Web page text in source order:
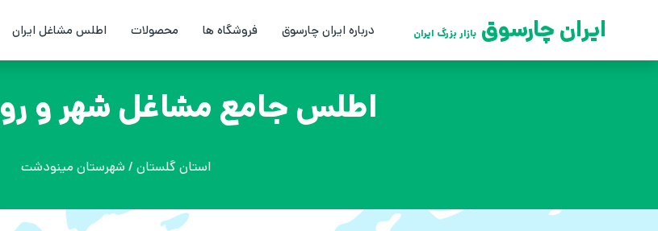
ایران چارسوق بازار بزرگ ایران درباره ایران چارسوق فروشگاه ها محصولات اطلس مشاغل ایران
اطلس جامع مشاغل شهر و
استان گلستان / شهرستان مینودشت